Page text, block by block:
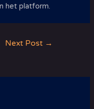
het platform.
Next Post →